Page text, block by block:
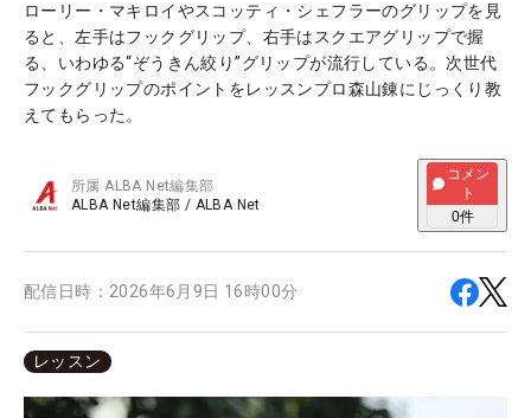
ローリー・マキロイやスコッティ・シェフラーのグリップを見
ると、左手はフックグリップ、右手はスクエアグリップで握
る、いわゆる“ぞうきん絞り”グリップが流行している。次世代
フックグリップのポイントをレッスンプロ森山錬にじっくり教
えてもらった。
所属ALBA Net編集部
ALBA Net編集部 / ALBA Net
コメン
ト
0件
配信日時： 2026年6月9日 16時00分
レッスン